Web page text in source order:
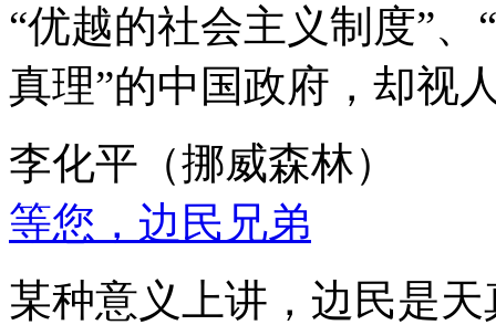
“优越的社会主义制度”
真理”的中国政府，却视
李化平（挪威森林）
等您，边民兄弟
某种意义上讲，边民是